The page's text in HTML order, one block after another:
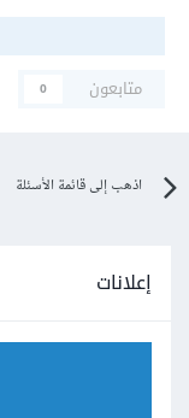
متابعون
0
اذهب إلى قائمة الأسئلة
إعلانات